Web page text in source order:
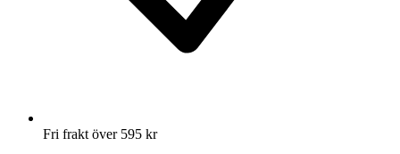
Fri frakt över 595 kr